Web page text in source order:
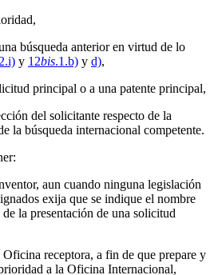
búsqueda anterior en virtud de lo
y 12bis.1.b) y d),
principal o a una patente principal,
del solicitante respecto de la
la búsqueda internacional competente.
aun cuando ninguna legislación
exija que se indique el nombre
la presentación de una solicitud
receptora, a fin de que prepare y
a la Oficina Internacional,